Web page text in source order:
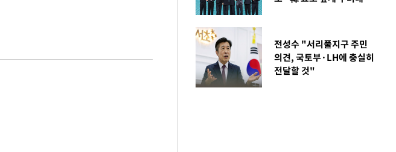
전성수 "서리풀지구 주민
의견, 국토부·LH에 충실히
전달할 것"